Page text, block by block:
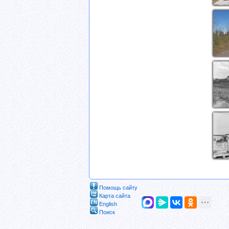
Помощь сайту
Карта сайта
English
Поиск